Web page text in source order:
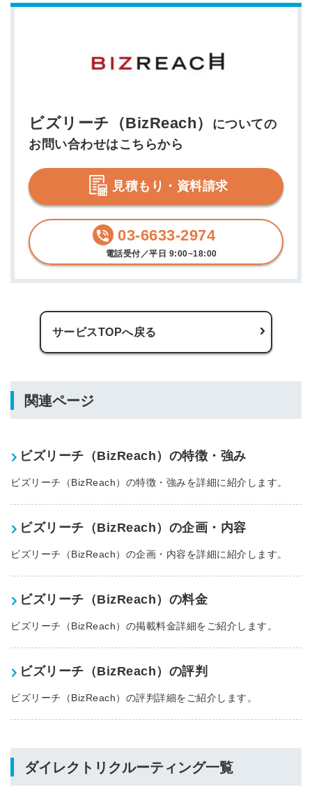
ビズリーチ（BizReach）
についての
お問い合わせはこちらから
見積もり・資料請求
03-6633-2974
電話受付／平日 9:00~18:00
サービスTOPへ戻る
関連ページ
ビズリーチ（BizReach）の特徴・強み
ビズリーチ（BizReach）の特徴・強みを詳細に紹介します。
ビズリーチ（BizReach）の企画・内容
ビズリーチ（BizReach）の企画・内容を詳細に紹介します。
ビズリーチ（BizReach）の料金
ビズリーチ（BizReach）の掲載料金詳細をご紹介します。
ビズリーチ（BizReach）の評判
ビズリーチ（BizReach）の評判詳細をご紹介します。
ダイレクトリクルーティング一覧
せん
簡単10秒！無料会員登録
採用課題の解決、新しい採用の
採用にまつわる独自の調査レポ
ートが届く
採用に役立つ記事・資料が届く
メールアドレス
※ログインIDとなります
利用規約と個人情報の取り扱いについて
他サービスIDで登録
みんなの採用部があなたの許可なく投稿すること